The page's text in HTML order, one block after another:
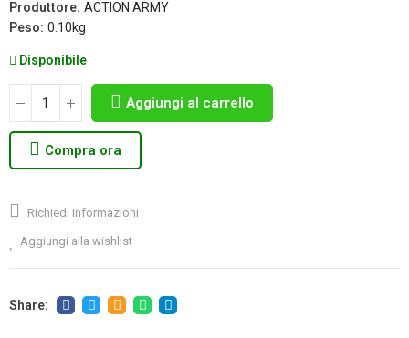
Produttore: ACTION ARMY
Peso: 0.10kg
Disponibile
Aggiungi al carrello
Compra ora
Richiedi informazioni
Aggiungi alla wishlist